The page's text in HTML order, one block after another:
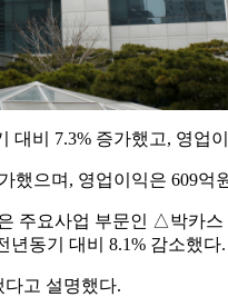
비 7.3% 증가했고, 영업
했으며, 영업이익은 609억
주요사업 부문인 △박
년동기 대비 8.1% 감소했다.
고 설명했다.